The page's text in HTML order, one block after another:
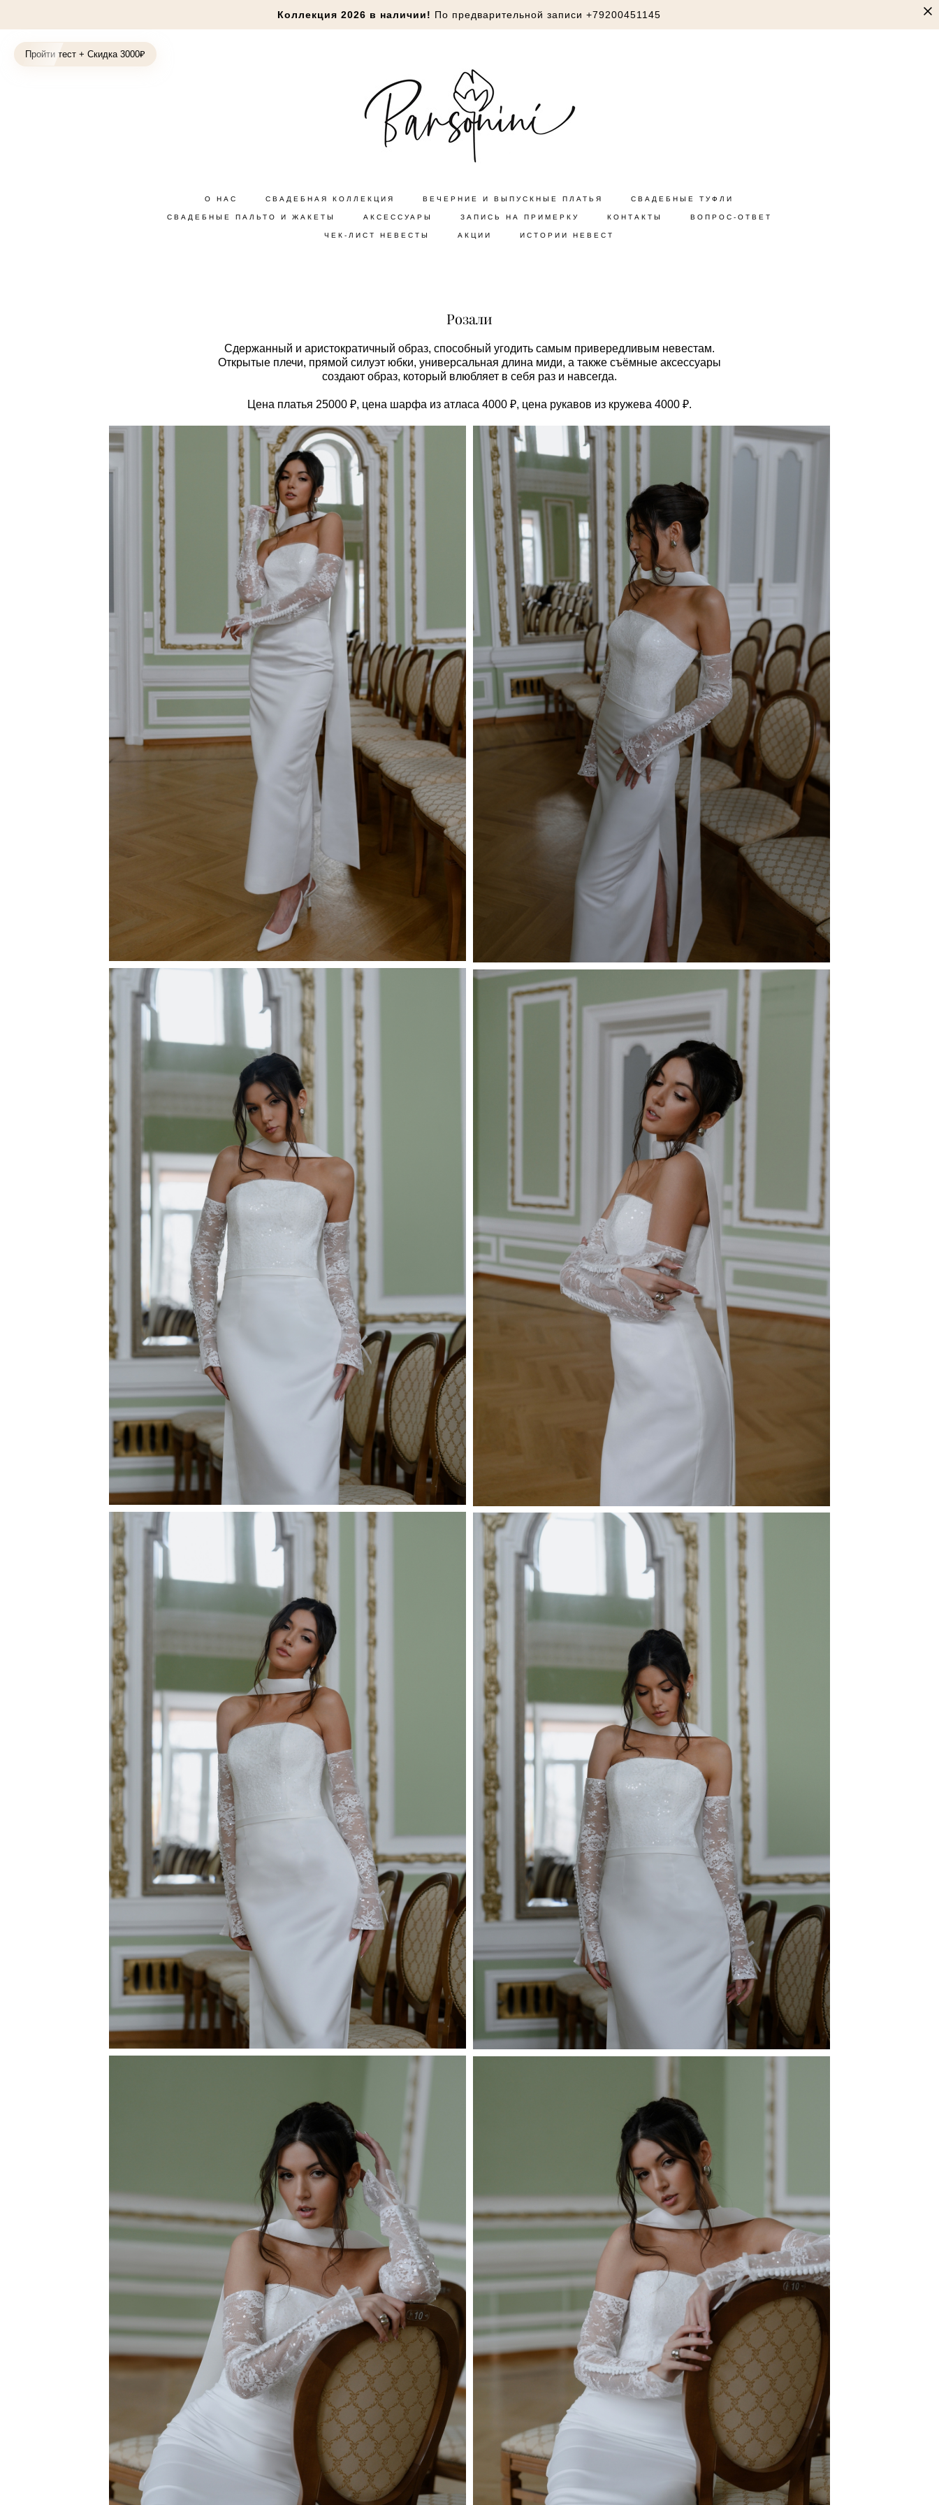
Пройти тест + Скидка 3000₽
Коллекция 2026 в наличии! По предварительной записи +79200451145
О НАС СВАДЕБНАЯ КОЛЛЕКЦИЯ ВЕЧЕРНИЕ И ВЫПУСКНЫЕ ПЛАТЬЯ СВАДЕБНЫЕ ТУФЛИ
СВАДЕБНЫЕ ПАЛЬТО И ЖАКЕТЫ АКСЕССУАРЫ ЗАПИСЬ НА ПРИМЕРКУ КОНТАКТЫ ВОПРОС-ОТВЕТ
ЧЕК-ЛИСТ НЕВЕСТЫ АКЦИИ ИСТОРИИ НЕВЕСТ
Розали
Сдержанный и аристократичный образ, способный угодить самым привередливым невестам.
Открытые плечи, прямой силуэт юбки, универсальная длина миди, а также съёмные аксессуары
создают образ, который влюбляет в себя раз и навсегда.
Цена платья 25000 ₽, цена шарфа из атласа 4000 ₽, цена рукавов из кружева 4000 ₽.